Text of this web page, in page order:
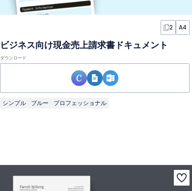
2 A4
ビジネス向け現金売上請求書ドキュメント
ダウンロード
シンプル ブルー プロフェッショナル